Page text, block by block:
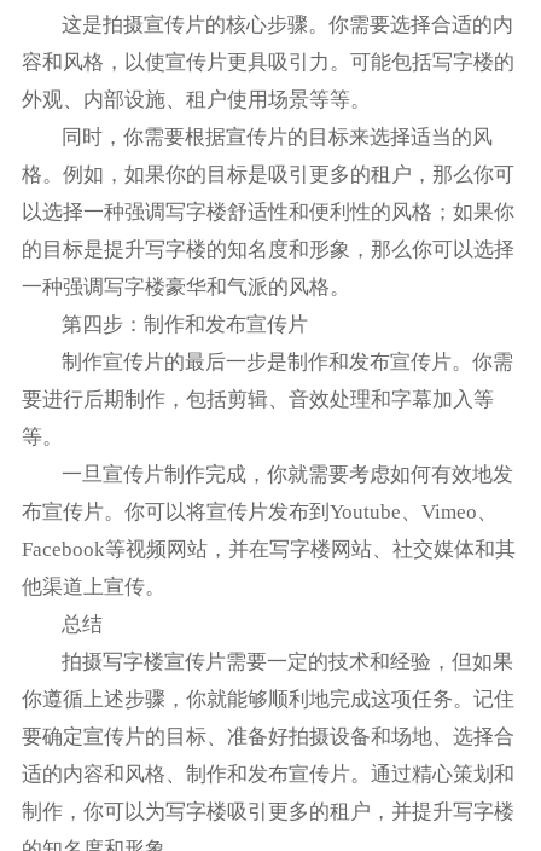
这是拍摄宣传片的核心步骤。你需要选择合适的内
容和风格，以使宣传片更具吸引力。可能包括写字楼的
外观、内部设施、租户使用场景等等。
同时，你需要根据宣传片的目标来选择适当的风
格。例如，如果你的目标是吸引更多的租户，那么你可
以选择一种强调写字楼舒适性和便利性的风格；如果你
的目标是提升写字楼的知名度和形象，那么你可以选择
一种强调写字楼豪华和气派的风格。
第四步：制作和发布宣传片
制作宣传片的最后一步是制作和发布宣传片。你需
要进行后期制作，包括剪辑、音效处理和字幕加入等
等。
一旦宣传片制作完成，你就需要考虑如何有效地发
布宣传片。你可以将宣传片发布到Youtube、Vimeo、
Facebook等视频网站，并在写字楼网站、社交媒体和其
他渠道上宣传。
总结
拍摄写字楼宣传片需要一定的技术和经验，但如果
你遵循上述步骤，你就能够顺利地完成这项任务。记住
要确定宣传片的目标、准备好拍摄设备和场地、选择合
适的内容和风格、制作和发布宣传片。通过精心策划和
制作，你可以为写字楼吸引更多的租户，并提升写字楼